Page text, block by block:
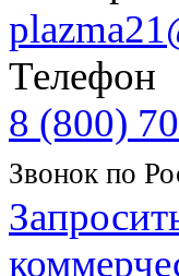
Телефон
8 (800)
Звонок по